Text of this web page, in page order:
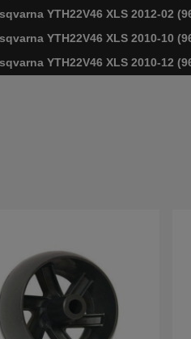
YTH22V46 XLS 2012-02
YTH22V46 XLS 2010-10
YTH22V46 XLS 2010-12
YTH22V46 XLS 2011-08